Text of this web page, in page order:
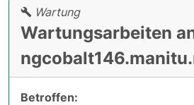
Wartung
Wartungsarbeiten
Betroffen: